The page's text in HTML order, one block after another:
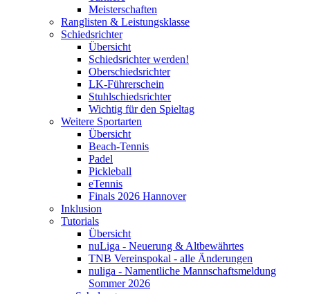
Meisterschaften
Ranglisten & Leistungsklasse
Schiedsrichter
Übersicht
Schiedsrichter werden!
Oberschiedsrichter
LK-Führerschein
Stuhlschiedsrichter
Wichtig für den Spieltag
Weitere Sportarten
Übersicht
Beach-Tennis
Padel
Pickleball
eTennis
Finals 2026 Hannover
Inklusion
Tutorials
Übersicht
nuLiga - Neuerung & Altbewährtes
TNB Vereinspokal - alle Änderungen
nuliga - Namentliche Mannschaftsmeldung
Sommer 2026